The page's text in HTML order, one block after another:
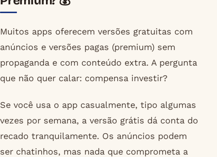
Muitos apps oferecem versões gratuitas com
anúncios e versões pagas (premium) sem
propaganda e com conteúdo extra. A pergunta
que não quer calar: compensa investir?
Se você usa o app casualmente, tipo algumas
vezes por semana, a versão grátis dá conta do
recado tranquilamente. Os anúncios podem
ser chatinhos, mas nada que comprometa a